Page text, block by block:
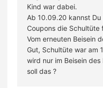
Kind war dabei.
Ab 10.09.20 kannst
Coupons die Schultüte
Vom erneuten Beisein
Gut, Schultüte war am
wird nur im Beisein
soll das ?